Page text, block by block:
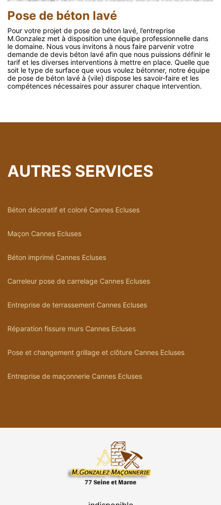
Pose de béton lavé
Pour votre projet de pose de béton lavé, l’entreprise
M.Gonzalez met à disposition une équipe professionnelle dans
le domaine. Nous vous invitons à nous faire parvenir votre
demande de devis béton lavé afin que nous puissions définir le
tarif et les diverses interventions à mettre en place. Quelle que
soit le type de surface que vous voulez bétonner, notre équipe
de pose de béton lavé à {vile} dispose les savoir-faire et les
compétences nécessaires pour assurer chaque intervention.
AUTRES SERVICES
Béton décoratif et coloré Cannes Ecluses
Maçon Cannes Ecluses
Béton imprimé Cannes Ecluses
Carreleur pose de carrelage Cannes Ecluses
Entreprise de terrassement Cannes Ecluses
Réparation fissure murs Cannes Ecluses
Pose et changement grillage et clôture Cannes Ecluses
Entreprise de maçonnerie Cannes Ecluses